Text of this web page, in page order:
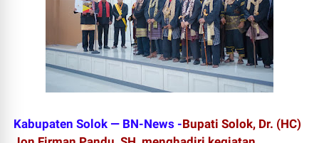
Kabupaten Solok — BN-News -Bupati Solok, Dr. (HC)